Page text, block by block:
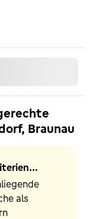
Braunau
als